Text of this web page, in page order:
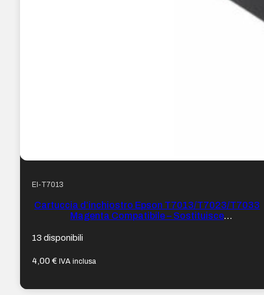
EI-T7013
Cartuccia d’inchiostro Epson T7013/T7023/T7033
Magenta Compatibile – Sostituisce
13 disponibili
4,00€ IVA inclusa